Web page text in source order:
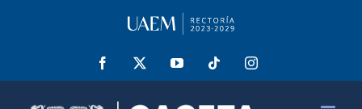
Facebook YouTube Tiktok Instagram